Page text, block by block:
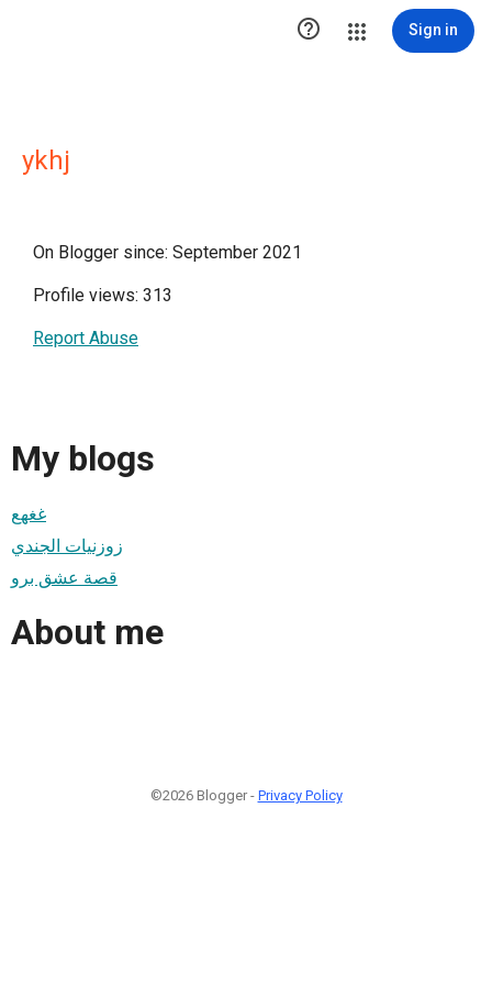
 Sign in
ykhj
On Blogger since: September 2021
Profile views: 313
Report Abuse
My blogs
غغهع
زوزنيات الجندي
قصة عشق برو
About me
©2026 Blogger - Privacy Policy